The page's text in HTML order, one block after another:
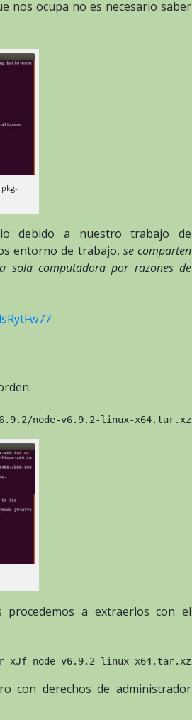
nos ocupa no es necesario saber
debido a nuestro trabajo de
entorno de trabajo, se comparten
sola computadora por razones de
node-v6.9.2-linux-x64.tar.xz
procedemos a extraerlos con el
xJf node-v6.9.2-linux-x64.tar.xz
con derechos de administrador